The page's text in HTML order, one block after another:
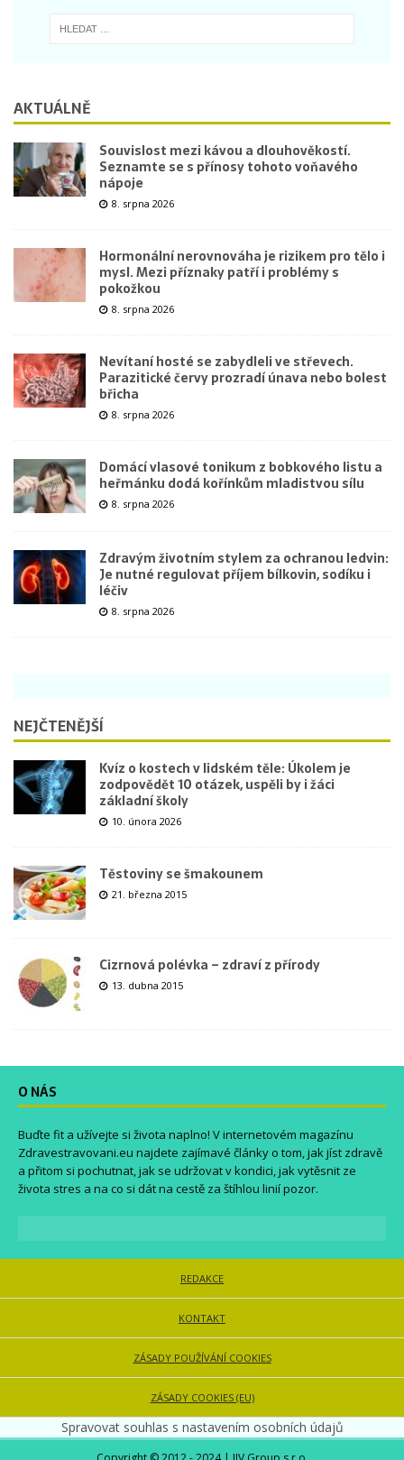
AKTUÁLNĚ
Souvislost mezi kávou a dlouhověkostí.
Seznamte se s přínosy tohoto voňavého
nápoje
8. srpna 2026
Hormonální nerovnováha je rizikem pro tělo i
mysl. Mezi příznaky patří i problémy s
pokožkou
8. srpna 2026
Nevítaní hosté se zabydleli ve střevech.
Parazitické červy prozradí únava nebo bolest
břicha
8. srpna 2026
Domácí vlasové tonikum z bobkového listu a
heřmánku dodá kořínkům mladistvou sílu
8. srpna 2026
Zdravým životním stylem za ochranou ledvin:
Je nutné regulovat příjem bílkovin, sodíku i
léčiv
8. srpna 2026
NEJČTENĚJŠÍ
Kvíz o kostech v lidském těle: Úkolem je
zodpovědět 10 otázek, uspěli by i žáci
základní školy
10. února 2026
Těstoviny se šmakounem
21. března 2015
Cizrnová polévka – zdraví z přírody
13. dubna 2015
O NÁS
Buďte fit a užívejte si života naplno! V internetovém magazínu
Zdravestravovani.eu najdete zajímavé články o tom, jak jíst zdravě
a přitom si pochutnat, jak se udržovat v kondici, jak vytěsnit ze
života stres a na co si dát na cestě za štíhlou linií pozor.
REDAKCE
KONTAKT
ZÁSADY POUŽÍVÁNÍ COOKIES
ZÁSADY COOKIES (EU)
Spravovat souhlas s nastavením osobních údajů